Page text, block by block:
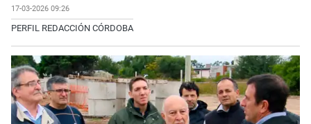
17-03-2026 09:26
PERFIL REDACCIÓN CÓRDOBA